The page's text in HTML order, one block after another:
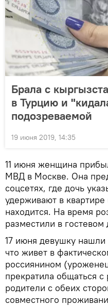
Брала с
в Турцию и
подозреваемой
19 июня 2019, 14:35
11 июня женщина
МВД в Москве. Она
соцсетях, где дочь
удерживают в квартире
находится. На время
разместили в
17 июня девушку
что живет в
россиянином
прекратила общаться
родители с обеих
совместного